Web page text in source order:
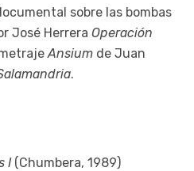
sobre las bombas
José Herrera Operación
Ansium de Juan
.
I(Chumbera, 1989)